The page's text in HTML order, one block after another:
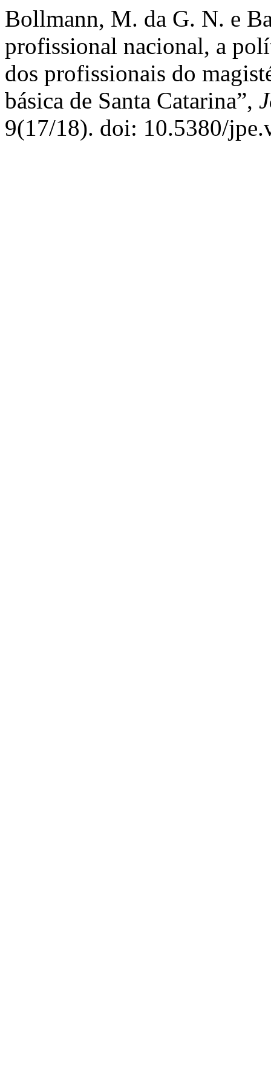
Bollmann, M. da G. N. e
profissional nacional, a
dos profissionais do
básica de Santa Catarina”,
9(17/18). doi: 10.5380/